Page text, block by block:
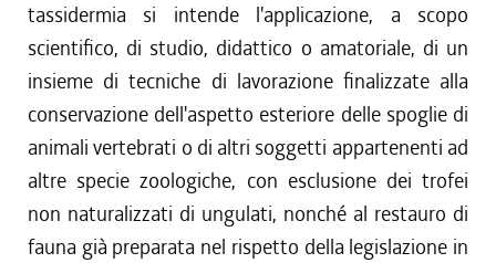
tassidermia si intende l'applicazione, a scopo
scientifico, di studio, didattico o amatoriale, di un
insieme di tecniche di lavorazione finalizzate alla
conservazione dell'aspetto esteriore delle spoglie di
animali vertebrati o di altri soggetti appartenenti ad
altre specie zoologiche, con esclusione dei trofei
non naturalizzati di ungulati, nonché al restauro di
fauna già preparata nel rispetto della legislazione in